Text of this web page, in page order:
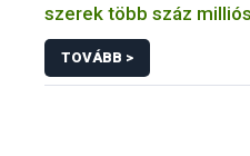
szerek több száz
NÉBIH
TOVÁBB >